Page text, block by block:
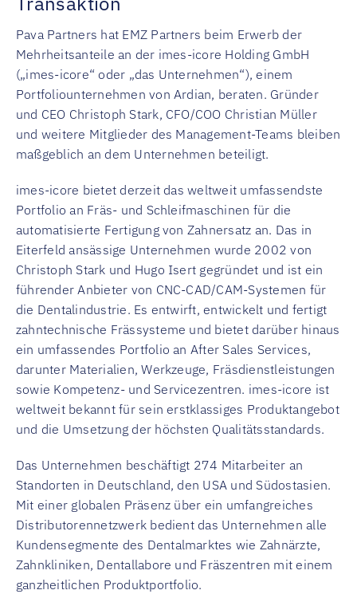
Pava Partners hat EMZ Partners beim Erwerb der
Mehrheitsanteile an der imes-icore Holding GmbH
(„imes-icore“ oder „das Unternehmen“), einem
Portfoliounternehmen von Ardian, beraten. Gründer
und CEO Christoph Stark, CFO/COO Christian Müller
und weitere Mitglieder des Management-Teams bleiben
maßgeblich an dem Unternehmen beteiligt.
imes-icore bietet derzeit das weltweit umfassendste
Portfolio an Fräs- und Schleifmaschinen für die
automatisierte Fertigung von Zahnersatz an. Das in
Eiterfeld ansässige Unternehmen wurde 2002 von
Christoph Stark und Hugo Isert gegründet und ist ein
führender Anbieter von CNC-CAD/CAM-Systemen für
die Dentalindustrie. Es entwirft, entwickelt und fertigt
zahntechnische Frässysteme und bietet darüber hinaus
ein umfassendes Portfolio an After Sales Services,
darunter Materialien, Werkzeuge, Fräsdienstleistungen
sowie Kompetenz- und Servicezentren. imes-icore ist
weltweit bekannt für sein erstklassiges Produktangebot
und die Umsetzung der höchsten Qualitätsstandards.
Das Unternehmen beschäftigt 274 Mitarbeiter an
Standorten in Deutschland, den USA und Südostasien.
Mit einer globalen Präsenz über ein umfangreiches
Distributorennetzwerk bedient das Unternehmen alle
Kundensegmente des Dentalmarktes wie Zahnärzte,
Zahnkliniken, Dentallabore und Fräszentren mit einem
ganzheitlichen Produktportfolio.